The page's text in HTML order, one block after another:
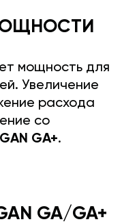
мощность для
Увеличение
расхода
со
GAN GA+.
GA/GA+